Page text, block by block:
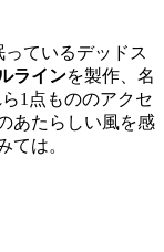
っているデッドス
ラインを製作、名
1点もののアクセ
あたらしい風を感
ては。